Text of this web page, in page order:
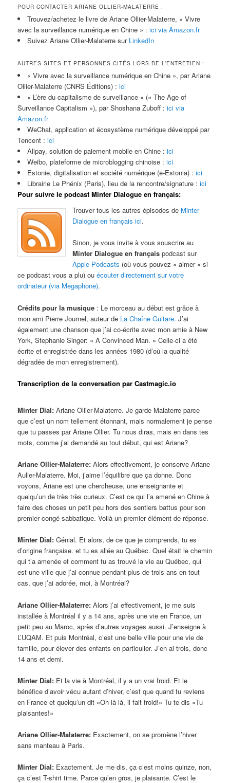
POUR CONTACTER ARIANE OLLIER-MALATERRE :
Trouvez/achetez le livre de Ariane Ollier-Malaterre, « Vivre
avec la surveillance numérique en Chine » :ici via Amazon.fr
Suivez Ariane Ollier-Malaterre sur LinkedIn
AUTRES SITES ET PERSONNES CITÉS LORS DE L’ENTRETIEN :
« Vivre avec la surveillance numérique en Chine », par Ariane
Ollier-Malaterre (CNRS Éditions) :ici
« L’ère du capitalisme de surveillance » (« The Age of
Surveillance Capitalism »), par Shoshana Zuboff :ici via
Amazon.fr
WeChat, application et écosystème numérique développé par
Tencent :ici
Alipay, solution de paiement mobile en Chine :ici
Weibo, plateforme de microblogging chinoise :ici
Estonie, digitalisation et société numérique (e-Estonia) :ici
Librairie Le Phénix (Paris), lieu de la rencontre/signature :ici
Pour suivre le podcast Minter Dialogue en français:
Trouver tous les autres épisodes de Minter
Dialogue en français ici.
Sinon, je vous invite à vous souscrire au
Minter Dialogue en français podcast sur
Apple Podcasts (où vous pouvez « aimer » si
ce podcast vous a plu) ouécouter directement sur votre
ordinateur (via Megaphone).
Crédits pour la musique : Le morceau au début est grâce à
mon ami Pierre Journel, auteur de La Chaîne Guitare. J’ai
également une chanson que j’ai co-écrite avec mon amie à New
York, Stephanie Singer: « A Convinced Man. » Celle-ci a été
écrite et enregistrée dans les années 1980 (d’où la qualité
dégradée de mon enregistrement).
Transcription de la conversation par Castmagic.io
Minter Dial:Ariane Ollier-Malaterre. Je garde Malaterre parce
que c’est un nom tellement étonnant, mais normalement je pense
que tu passes par Ariane Ollier. Tu nous diras, mais en dans tes
mots, comme j’ai demandé au tout début, qui est Ariane?
Ariane Ollier-Malaterre:Alors effectivement, je conserve Ariane
Aulier-Malaterre. Moi, j’aime l’équilibre que ça donne. Donc
voyons, Ariane est une chercheuse, une enseignante et
quelqu’un de très très curieux. C’est ce qui l’a amené en Chine à
faire des choses un petit peu hors des sentiers battus pour son
premier congé sabbatique. Voilà un premier élément de réponse.
Minter Dial:Génial. Et alors, de ce que je comprends, tu es
d’origine française. et tu es allée au Québec. Quel était le chemin
qui t’a amenée et comment tu as trouvé la vie au Québec, qui
est une ville que j’ai connue pendant plus de trois ans en tout
cas, que j’ai adorée, moi, à Montréal?
Ariane Ollier-Malaterre:Alors j’ai effectivement, je me suis
installée à Montréal il y a 14 ans, après une vie en France, un
petit peu au Maroc, après d’autres voyages aussi. J’enseigne à
L’UQAM. Et puis Montréal, c’est une belle ville pour une vie de
famille, pour élever des enfants en particulier. J’en ai trois, donc
14 ans et demi.
Minter Dial: Et la vie à Montréal, il y a un vrai froid. Et le
bénéfice d’avoir vécu autant d’hiver, c’est que quand tu reviens
en France et quelqu’un dit «Oh là là, il fait froid!» Tu te dis «Tu
plaisantes!»
Ariane Ollier-Malaterre: Exactement, on se promène l’hiver
sans manteau à Paris.
Minter Dial: Exactement. Je me dis, ça c’est moins quinze, non,
ça c’est T-shirt time. Parce qu’en gros, je plaisante. C’est le